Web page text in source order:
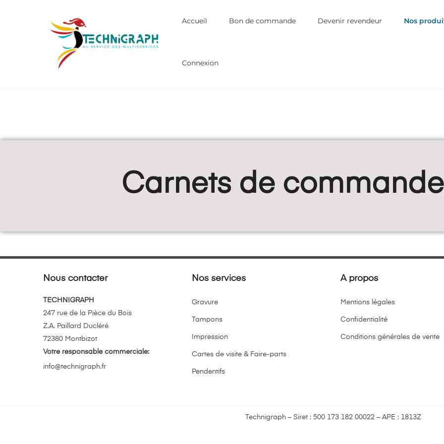
Accueil Bon de commande Devenir revendeur Nos
Connexion
Carnets de commande
Nous contacter
TECHNIGRAPH
247 rue de la Pièce du Bois
Z.A. Paillard Ducléré
72380 Montbizot
Votre responsable commerciale:
info@technigraph.fr
Nos services
Gravure
Tampons
Impression
Cartes de visite & Faire-parts
Pendentifs
A propos
Mentions légales
Confidentialité
Conditions générales de vente
Technigraph – Siret : 500 173 182 00022 – APE : 1813Z